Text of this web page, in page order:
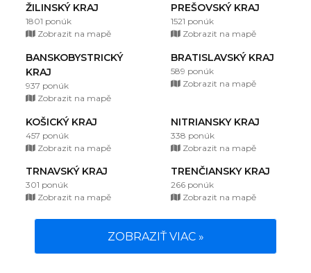
ŽILINSKÝ KRAJ
1801 ponúk
Zobrazit na mapě
PREŠOVSKÝ KRAJ
1521 ponúk
Zobrazit na mapě
BANSKOBYSTRICKÝ
KRAJ
937 ponúk
Zobrazit na mapě
BRATISLAVSKÝ KRAJ
589 ponúk
Zobrazit na mapě
KOŠICKÝ KRAJ
457 ponúk
Zobrazit na mapě
NITRIANSKY KRAJ
338 ponúk
Zobrazit na mapě
TRNAVSKÝ KRAJ
301 ponúk
Zobrazit na mapě
TRENČIANSKY KRAJ
266 ponúk
Zobrazit na mapě
ZOBRAZIŤ VIAC »